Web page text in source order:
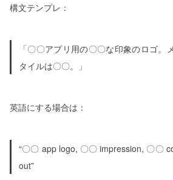
構文テンプレ：
「〇〇アプリ用の〇〇な印象のロゴ。
タイルは〇〇。」
英語にする場合は：
“〇〇 app logo, 〇〇 impression, 〇〇
out”